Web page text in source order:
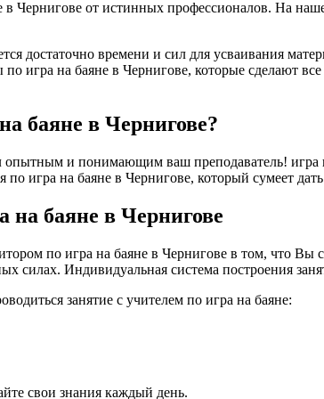
в Чернигове от истинных профессионалов. На
достаточно времени и сил для усваивания
игра на баяне в Чернигове, которые сделают
баяне в Чернигове?
и понимающим ваш преподаватель! игра
игра на баяне в Чернигове, который сумеет
на баяне в Чернигове
по игра на баяне в Чернигове в том, что Вы
силах. Индивидуальная система построения
занятие с учителем по игра на баяне:
свои знания каждый день.